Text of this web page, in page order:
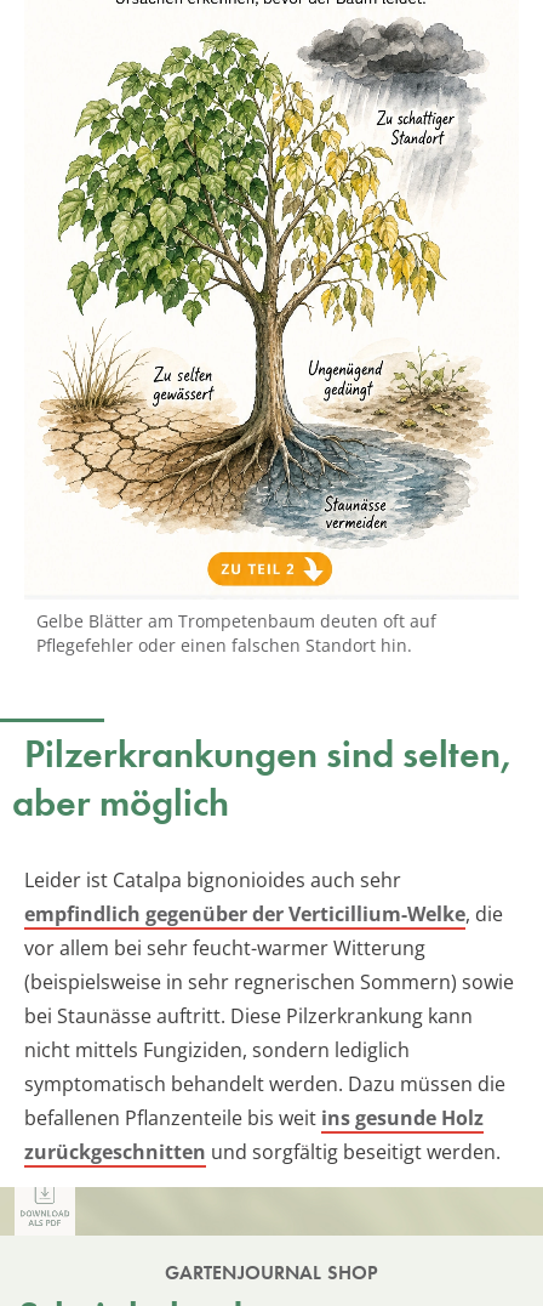
Gelbe Blätter am Trompetenbaum deuten oft auf
Pflegefehler oder einen falschen Standort hin.
Pilzerkrankungen sind selten,
aber möglich
Leider ist Catalpa bignonioides auch sehr
empfindlich gegenüber der Verticillium-Welke, die
vor allem bei sehr feucht-warmer Witterung
(beispielsweise in sehr regnerischen Sommern) sowie
bei Staunässe auftritt. Diese Pilzerkrankung kann
nicht mittels Fungiziden, sondern lediglich
symptomatisch behandelt werden. Dazu müssen die
befallenen Pflanzenteile bis weit ins gesunde Holz
zurückgeschnitten und sorgfältig beseitigt werden.
GARTENJOURNAL SHOP